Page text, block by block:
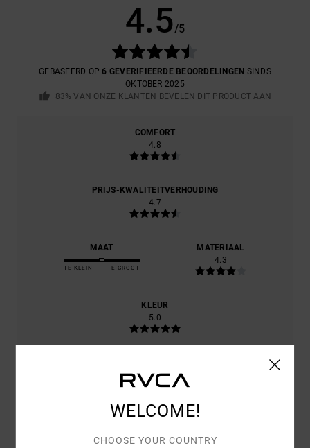
4.5/5
GEBASEERD OP6 GEVERIFIEERDE BEOORDELINGEN SINDS
OKTOBER 2025
83% VAN ONZE KLANTEN BEVELEN DIT PRODUCT AAN
COMFORT
4.8
PRIJS-KWALITEITVERHOUDING
4.7
MAAT
TE KLEIN TE GROOT
MATERIAAL
4.3
KLEUR
5.0
5
WELCOME!
CHOOSE YOUR COUNTRY